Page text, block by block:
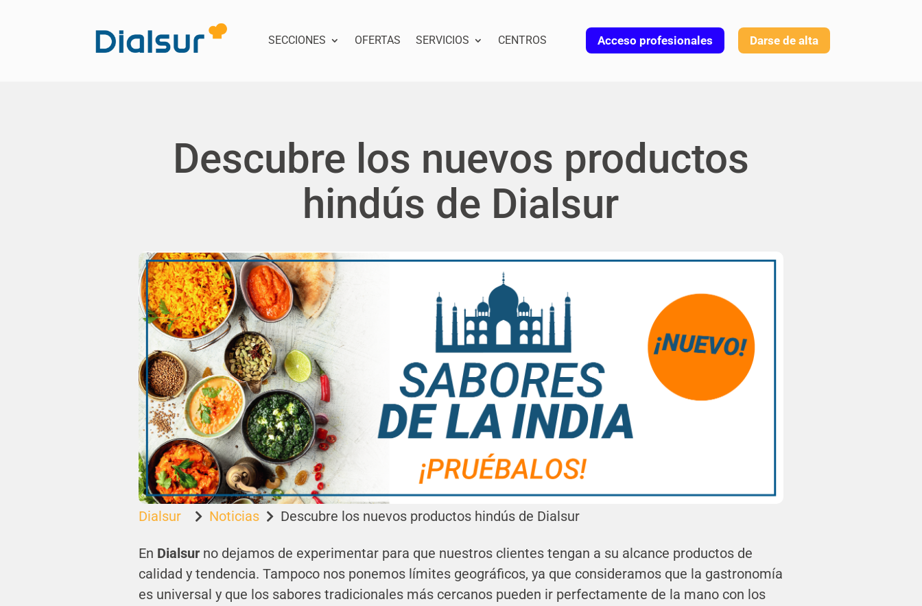
SECCIONES OFERTAS SERVICIOS CENTROS Acceso profesionales Darse de alta
Descubre los nuevos productos
hindús de Dialsur
Dialsur  Noticias  Descubre los nuevos productos hindús de Dialsur
En Dialsurno dejamos de experimentar para que nuestros clientes tengan a su alcance productos de
calidad y tendencia. Tampoco nos ponemos límites geográficos, ya que consideramos que la gastronomía
es universal y que los sabores tradicionales más cercanos pueden ir perfectamente de la mano con los